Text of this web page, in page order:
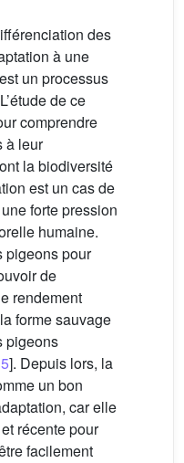
des
à une
un processus
de ce
comprendre
à leur
la biodiversité
est un cas de
forte pression
humaine.
pigeons pour
de
rendement
forme sauvage
pigeons
]. Depuis lors, la
un bon
car elle
récente pour
facilement